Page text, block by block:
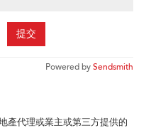
提交
Powered bySendsmith
產代理或業主或第三方提供的